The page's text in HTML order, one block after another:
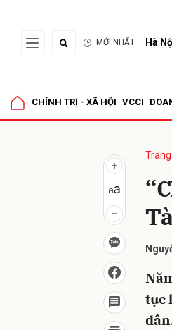
MỚI NHẤT Hà
CHÍNH TRỊ - XÃ HỘI VCCI
tục